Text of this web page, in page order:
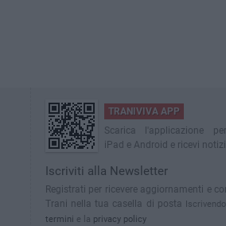
TRANIVIVA APP
Scarica l'applicazione
iPad e Android e ricevi
Iscriviti alla Newsletter
Registrati per ricevere aggiornamenti e
Trani nella tua casella di posta
termini e la privacy policy